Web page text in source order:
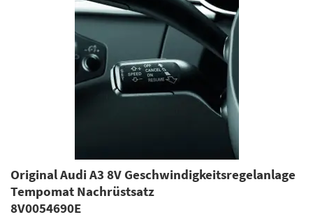
Original Audi A3 8V Geschwindigkeitsregelanlage
Tempomat Nachrüstsatz
8V0054690E